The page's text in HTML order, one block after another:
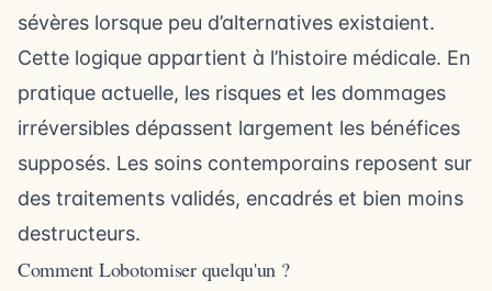
sévères lorsque peu d’alternatives existaient.
Cette logique appartient à l’histoire médicale. En
pratique actuelle, les risques et les dommages
irréversibles dépassent largement les bénéfices
supposés. Les soins contemporains reposent sur
des traitements validés, encadrés et bien moins
destructeurs.
Comment Lobotomiser quelqu'un ?